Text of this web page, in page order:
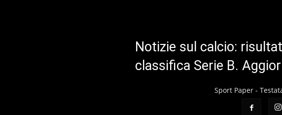
Notizie sul calcio:
classifica Serie B.
Sport Paper -